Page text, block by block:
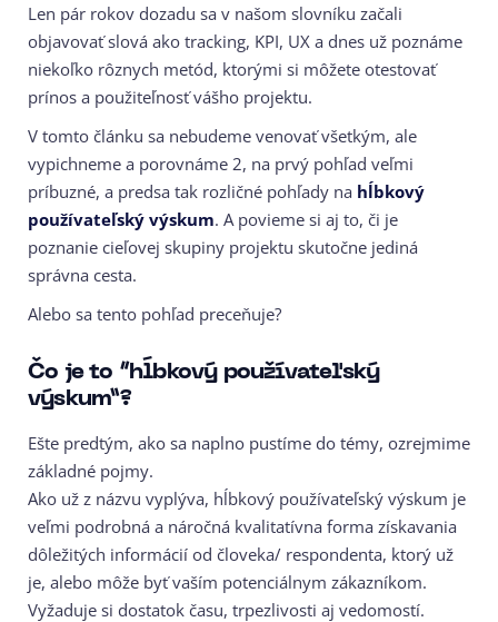
Len pár rokov dozadu sa v našom slovníku začali
objavovať slová ako tracking, KPI, UX a dnes už poznáme
niekoľko rôznych metód, ktorými si môžete otestovať
prínos a použiteľnosť vášho projektu.
V tomto článku sa nebudeme venovať všetkým, ale
vypichneme a porovnáme 2, na prvý pohľad veľmi
príbuzné, a predsa tak rozličné pohľady na hĺbkový
používateľský výskum. A povieme si aj to, či je
poznanie cieľovej skupiny projektu skutočne jediná
správna cesta.
Alebo sa tento pohľad preceňuje?
Čo je to “hĺbkový používateľský
výskum”?
Ešte predtým, ako sa naplno pustíme do témy, ozrejmime
základné pojmy.
Ako už z názvu vyplýva, hĺbkový používateľský výskum je
veľmi podrobná a náročná kvalitatívna forma získavania
dôležitých informácií od človeka/ respondenta, ktorý už
je, alebo môže byť vaším potenciálnym zákazníkom.
Vyžaduje si dostatok času, trpezlivosti aj vedomostí.